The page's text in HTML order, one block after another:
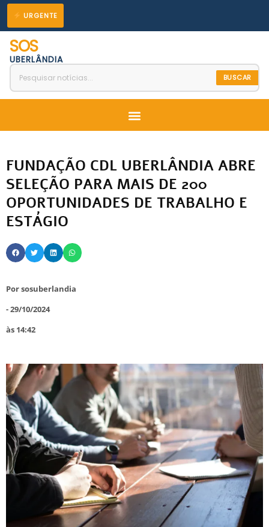
para
conteúdo
URGENTE
SOS
UBERLÂNDIA
BUSCAR
Menu
FUNDAÇÃO CDL UBERLÂNDIA ABRE
SELEÇÃO PARA MAIS DE 200
OPORTUNIDADES DE TRABALHO E
ESTÁGIO
Porsosuberlandia
-29/10/2024
às 14:42